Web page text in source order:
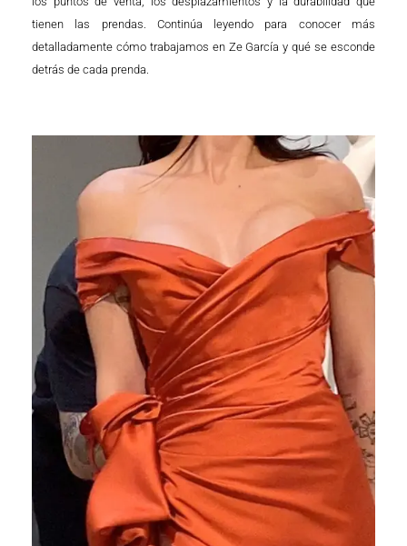
tienen las prendas. Continúa leyendo para conocer más
detalladamente cómo trabajamos en Ze García y qué se esconde
detrás de cada prenda.